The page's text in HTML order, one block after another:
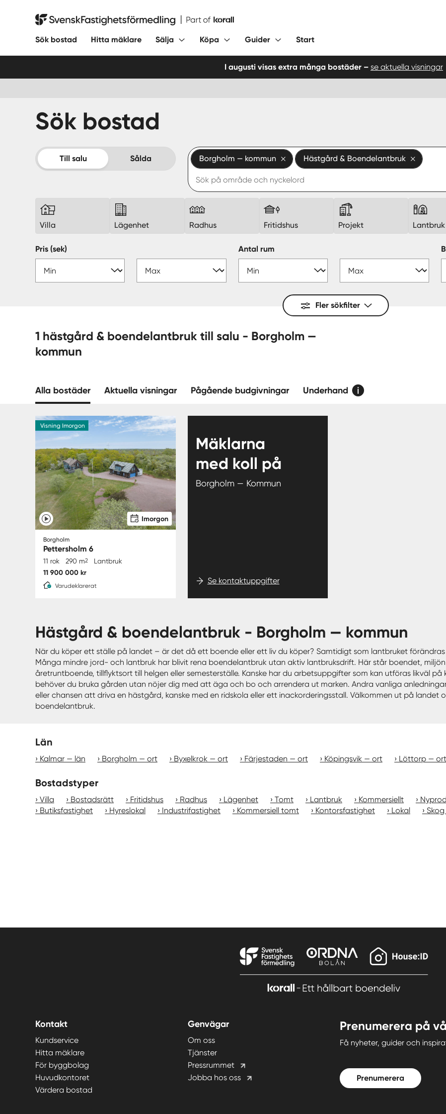
Svensk Fastighetsförmedling
Sök bostad Hitta mäklare Sälja Köpa Guider Start
I augusti visas extra många bostäder – se aktuella visningar
Sök bostad
Till salu Sålda Borgholm — kommun Hästgård & Boendelantbruk
Villa Lägenhet Radhus Fritidshus Projekt Lantbruk
Pris (sek) Antal rum
Fler sökfilter
1 hästgård & boendelantbruk till salu - Borgholm —
kommun
Alla bostäder Aktuella visningar Pågående budgivningar Underhand
Visning Imorgon
Imorgon
Borgholm
Pettersholm 6
11 rok 290 m2 Lantbruk
11 900 000 kr
Varudeklarerat
Mäklarna
med koll på
Borgholm — Kommun
Se kontaktuppgifter
hästgård & boendelantbruk - Borgholm — kommun
När du köper ett ställe på landet – är det då ett boende eller ett liv du köper? Samtidigt som lantbruket
Många mindre jord- och lantbruk har blivit rena boendelantbruk utan aktiv lantbruksdrift. Här står boendet,
åretruntboende, tillflyktsort till helgen eller semesterställe. Kanske har du arbetsuppgifter som kan utföras likväl
behöver du bruka gården utan nöjer dig med att äga och bo och arrendera ut marken. Andra vanliga
eller chansen att driva en hästgård, kanske med en ridskola eller ett inackorderingsstall. Välkommen ut på
boendelantbruk.
Län
Kalmar — län Borgholm — ort Byxelkrok — ort Färjestaden — ort Köpingsvik — ort Löttorp — ort
Bostadstyper
Villa Bostadsrätt Fritidshus Radhus Lägenhet Tomt Lantbruk Kommersiellt
Butiksfastighet
Hyreslokal Industrifastighet Kommersiell tomt Kontorsfastighet Lokal
Kontakt
Kundservice
Hitta mäklare
För byggbolag
Huvudkontoret
Värdera bostad
Genvägar
Om oss
Tjänster
Pressrummet
Jobba hos oss
Prenumerera på
Få nyheter, guider och
Prenumerera